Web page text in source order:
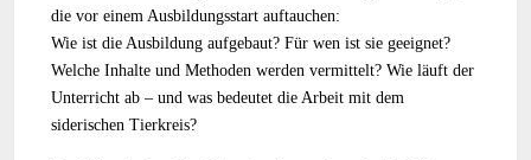
die vor einem Ausbildungsstart auftauchen:
Wie ist die Ausbildung aufgebaut? Für wen ist sie geeignet?
Welche Inhalte und Methoden werden vermittelt? Wie läuft der
Unterricht ab – und was bedeutet die Arbeit mit dem
siderischen Tierkreis?